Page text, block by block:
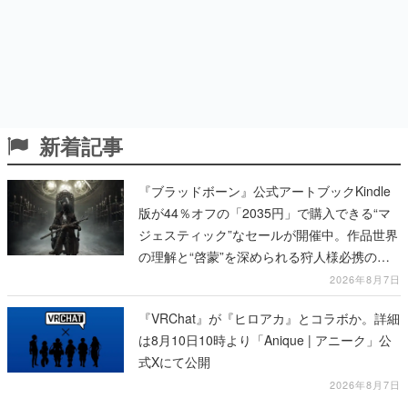
新着記事
『ブラッドボーン』公式アートブックKindle
版が44％オフの「2035円」で購入できる“マ
ジェスティック”なセールが開催中。作品世界
の理解と“啓蒙”を深められる狩人様必携の一
2026年8月7日
『VRChat』が『ヒロアカ』とコラボか。詳細
は8月10日10時より「Anique | アニーク」公
式Xにて公開
2026年8月7日